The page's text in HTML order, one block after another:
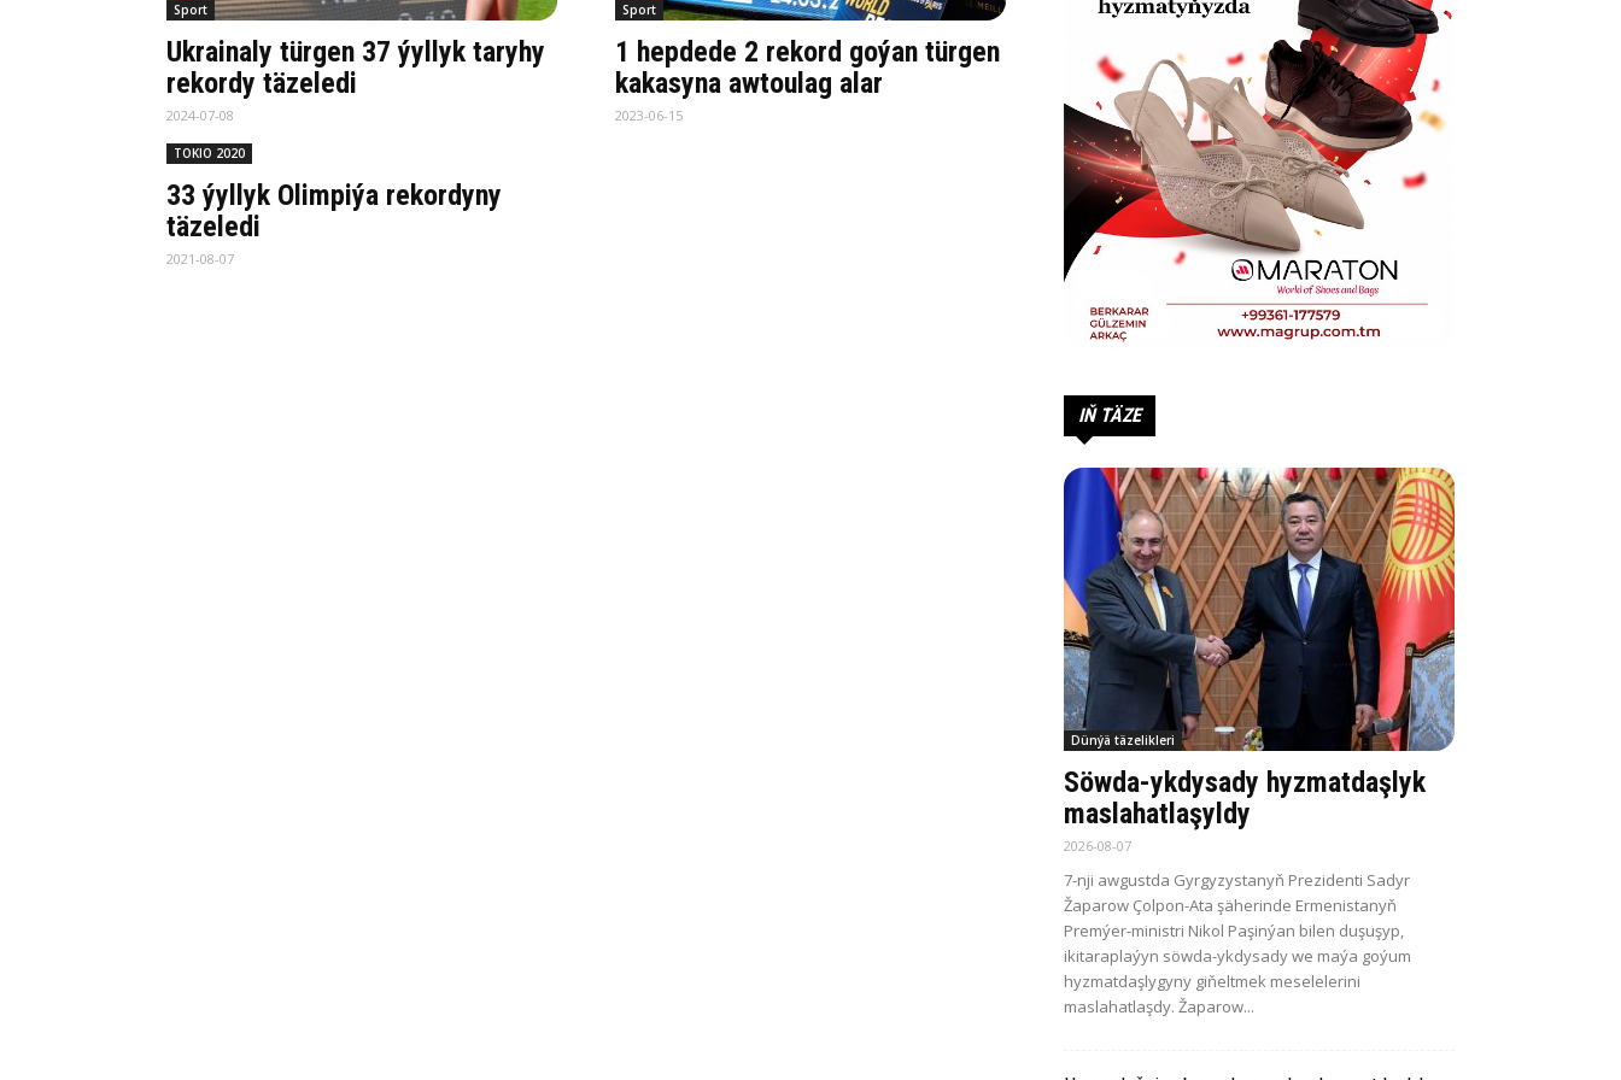
Sport
Ukrainaly türgen 37 ýyllyk taryhy
rekordy täzeledi
2024-07-08
Sport
1 hepdede 2 rekord goýan türgen
kakasyna awtoulag alar
2023-06-15
TOKIO 2020
33 ýyllyk Olimpiýa rekordyny
täzeledi
2021-08-07
IŇ TÄZE
Dünýä täzelikleri
Söwda-ykdysady hyzmatdaşlyk
maslahatlaşyldy
2026-08-07
7-nji awgustda Gyrgyzystanyň Prezidenti Sadyr
Žaparow Çolpon-Ata şäherinde Ermenistanyň
Premýer-ministri Nikol Paşinýan bilen duşuşyp,
ikitaraplaýyn söwda-ykdysady we maýa goýum
hyzmatdaşlygyny giňeltmek meselelerini
maslahatlaşdy. Žaparow...